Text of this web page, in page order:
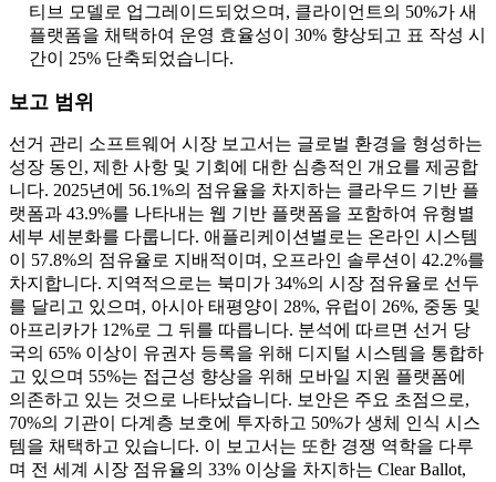
티브 모델로 업그레이드되었으며, 클라이언트의 50%가 새
플랫폼을 채택하여 운영 효율성이 30% 향상되고 표 작성 시
간이 25% 단축되었습니다.
보고 범위
선거 관리 소프트웨어 시장 보고서는 글로벌 환경을 형성하는
성장 동인, 제한 사항 및 기회에 대한 심층적인 개요를 제공합
니다. 2025년에 56.1%의 점유율을 차지하는 클라우드 기반 플
랫폼과 43.9%를 나타내는 웹 기반 플랫폼을 포함하여 유형별
세부 세분화를 다룹니다. 애플리케이션별로는 온라인 시스템
이 57.8%의 점유율로 지배적이며, 오프라인 솔루션이 42.2%를
차지합니다. 지역적으로는 북미가 34%의 시장 점유율로 선두
를 달리고 있으며, 아시아 태평양이 28%, 유럽이 26%, 중동 및
아프리카가 12%로 그 뒤를 따릅니다. 분석에 따르면 선거 당
국의 65% 이상이 유권자 등록을 위해 디지털 시스템을 통합하
고 있으며 55%는 접근성 향상을 위해 모바일 지원 플랫폼에
의존하고 있는 것으로 나타났습니다. 보안은 주요 초점으로,
70%의 기관이 다계층 보호에 투자하고 50%가 생체 인식 시스
템을 채택하고 있습니다. 이 보고서는 또한 경쟁 역학을 다루
며 전 세계 시장 점유율의 33% 이상을 차지하는 Clear Ballot,